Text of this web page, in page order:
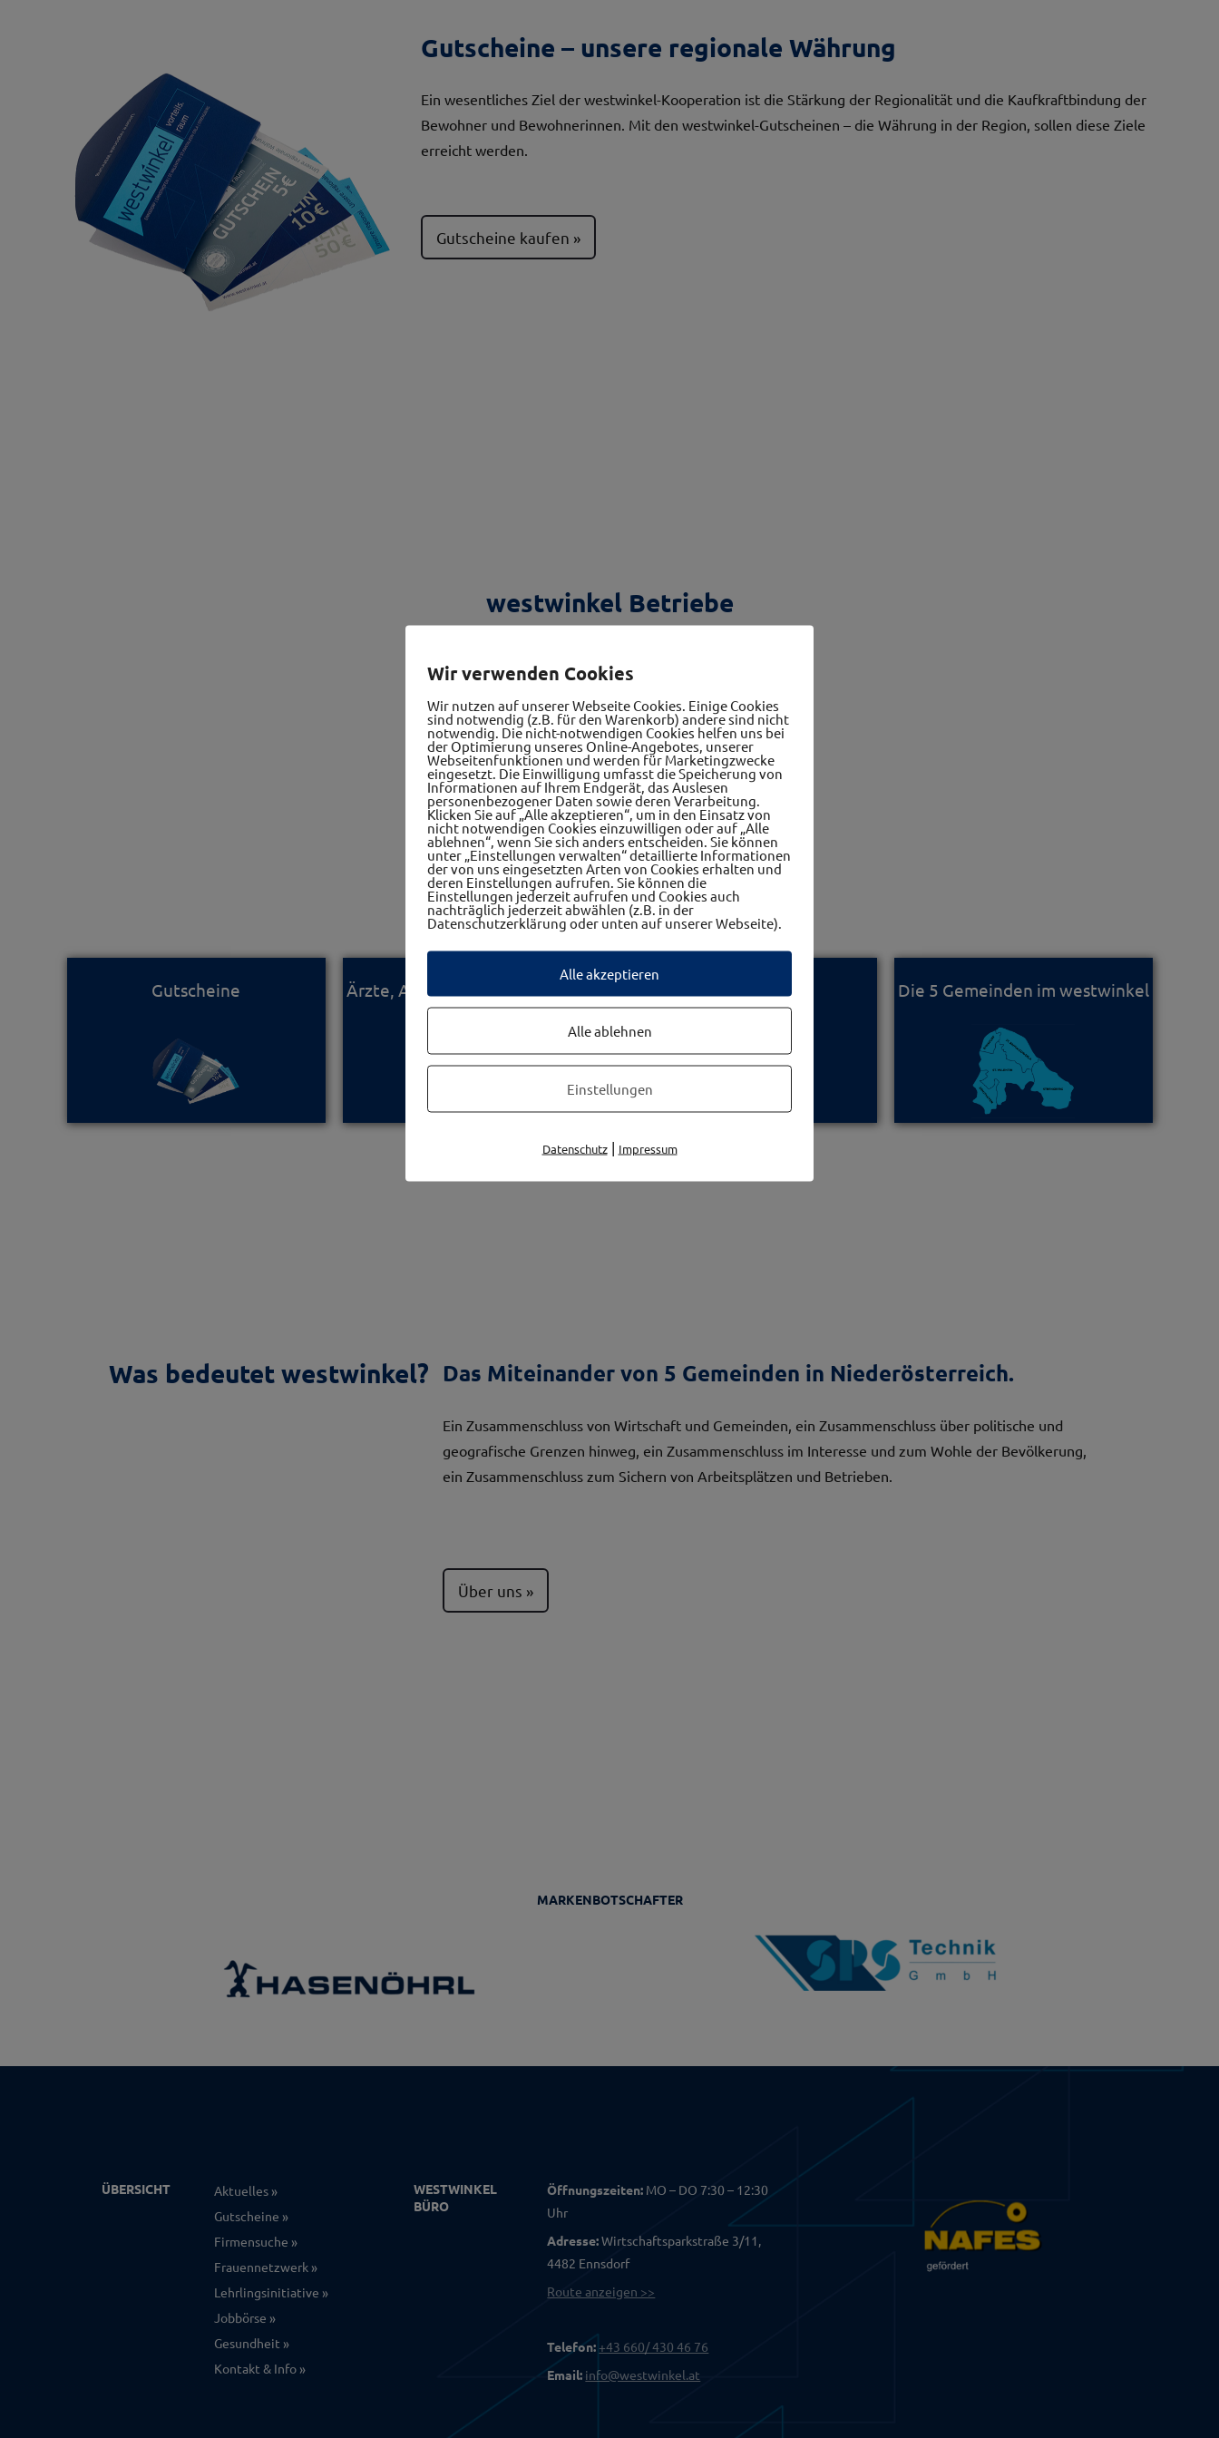
Gutscheine – unsere regionale Währung
Ein wesentliches Ziel der westwinkel-Kooperation ist die Stärkung der Regionalität und die Kaufkraftbindung der
Bewohner und Bewohnerinnen. Mit den westwinkel-Gutscheinen – die Währung in der Region, sollen diese Ziele
erreicht werden.
Gutscheine kaufen
westwinkel Betriebe
Alle Betriebe
Gutscheine Ärzte, Apotheken, Therapeuten Frauennetzwerk Die 5 Gemeinden im westwinkel
Was bedeutet westwinkel? Das Miteinander von 5 Gemeinden in Niederösterreich.
Ein Zusammenschluss von Wirtschaft und Gemeinden, ein Zusammenschluss über politische und
geografische Grenzen hinweg, ein Zusammenschluss im Interesse und zum Wohle der Bevölkerung,
ein Zusammenschluss zum Sichern von Arbeitsplätzen und Betrieben.
Über uns
MARKENBOTSCHAFTER
ÜBERSICHT
Aktuelles
Gutscheine
Firmensuche
Frauennetzwerk
Lehrlingsinitiative
Jobbörse
Gesundheit
Kontakt & Info
WESTWINKEL
BÜRO
Öffnungszeiten: MO – DO 7:30 – 12:30
Uhr
Adresse:Wirtschaftsparkstraße 3/11,
4482 Ennsdorf
Route anzeigen >>
Telefon: +43 660/ 430 46 76
Email: info@westwinkel.at
Wir verwenden Cookies
Wir nutzen auf unserer Webseite Cookies. Einige Cookies
sind notwendig (z.B. für den Warenkorb) andere sind nicht
notwendig. Die nicht-notwendigen Cookies helfen uns bei
der Optimierung unseres Online-Angebotes, unserer
Webseitenfunktionen und werden für Marketingzwecke
eingesetzt. Die Einwilligung umfasst die Speicherung von
Informationen auf Ihrem Endgerät, das Auslesen
personenbezogener Daten sowie deren Verarbeitung.
Klicken Sie auf „Alle akzeptieren“, um in den Einsatz von
nicht notwendigen Cookies einzuwilligen oder auf „Alle
ablehnen“, wenn Sie sich anders entscheiden. Sie können
unter „Einstellungen verwalten“ detaillierte Informationen
der von uns eingesetzten Arten von Cookies erhalten und
deren Einstellungen aufrufen. Sie können die
Einstellungen jederzeit aufrufen und Cookies auch
nachträglich jederzeit abwählen (z.B. in der
Datenschutzerklärung oder unten auf unserer Webseite).
Alle akzeptieren
Alle ablehnen
Einstellungen
Datenschutz| Impressum